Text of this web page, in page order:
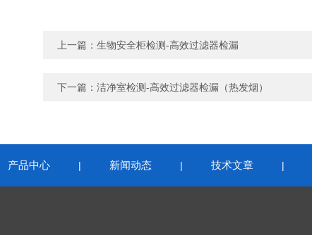
上一篇： 生物安全柜检测-高效过滤器检漏
下一篇： 洁净室检测-高效过滤器检漏（热发烟）
产品中心 | 新闻动态 | 技术文章 |